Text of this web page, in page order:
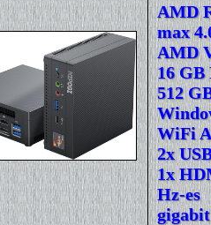
AMD
max
AMD
16 GB
512
WiFi
2x
1x
Hz-es